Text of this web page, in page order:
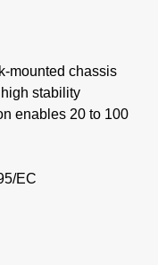
mounted chassis
stability
enables 20 to 100
EC